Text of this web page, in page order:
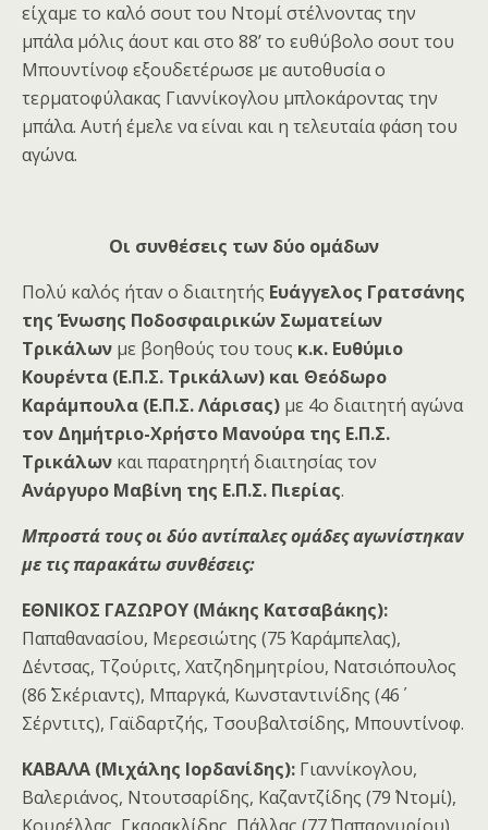
είχαμε το καλό σουτ του Ντομί στέλνοντας την
μπάλα μόλις άουτ και στο 88’ το ευθύβολο σουτ του
Μπουντίνοφ εξουδετέρωσε με αυτοθυσία ο
τερματοφύλακας Γιαννίκογλου μπλοκάροντας την
μπάλα. Αυτή έμελε να είναι και η τελευταία φάση του
αγώνα.
Οι συνθέσεις των δύο ομάδων
Πολύ καλός ήταν ο διαιτητής Ευάγγελος Γρατσάνης
της Ένωσης Ποδοσφαιρικών Σωματείων
Τρικάλων με βοηθούς του τους κ.κ. Ευθύμιο
Κουρέντα (Ε.Π.Σ. Τρικάλων) και Θεόδωρο
Καράμπουλα (Ε.Π.Σ. Λάρισας) με 4ο διαιτητή αγώνα
τον Δημήτριο-Χρήστο Μανούρα της Ε.Π.Σ.
Τρικάλων και παρατηρητή διαιτησίας τον
Ανάργυρο Μαβίνη της Ε.Π.Σ. Πιερίας.
Μπροστά τους οι δύο αντίπαλες ομάδες αγωνίστηκαν
με τις παρακάτω συνθέσεις:
ΕΘΝΙΚΟΣ ΓΑΖΩΡΟΥ (Μάκης Κατσαβάκης):
Παπαθανασίου, Μερεσιώτης (75΄ Καράμπελας),
Δέντσας, Τζούριτς, Χατζηδημητρίου, Νατσιόπουλος
(86΄ Σκέριαντς), Μπαργκά, Κωνσταντινίδης (46΄
Σέρντιτς), Γαϊδαρτζής, Τσουβαλτσίδης, Μπουντίνοφ.
ΚΑΒΑΛΑ (Μιχάλης Ιορδανίδης): Γιαννίκογλου,
Βαλεριάνος, Ντουτσαρίδης, Καζαντζίδης (79΄ Ντομί),